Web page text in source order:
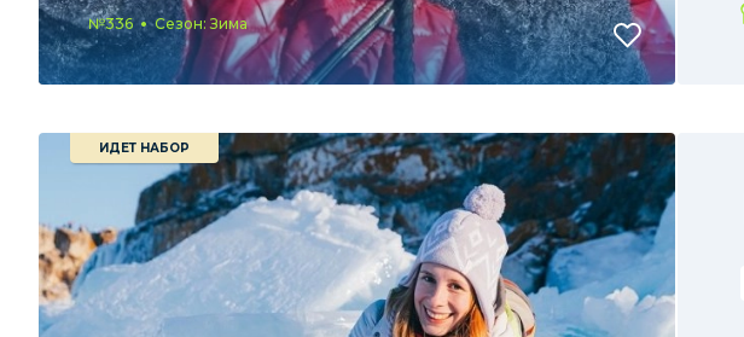
№336 Сезон: Зима
ИДЕТ НАБОР